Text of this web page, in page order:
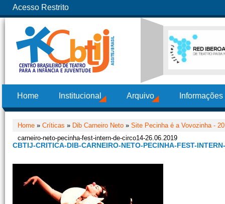
Acesso Restrito
Home Institucional Arquivo
Home » Críticas » Dib Carneiro Neto » Site Pecinha é a Vovozinha -
carneiro-neto-pecinha-fest-intern-de-circo14-26.06.2019
CBTIJ-CRITICA-DIB-CARNEIRO-NETO-PECINHA-FEST-